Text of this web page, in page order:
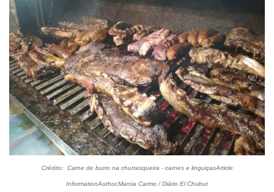
Crédito: Carne de burro na churrasqueira - carnes e linguiçasArticle
InformationAuthor,Marcia Carmo /Diário El Chubut